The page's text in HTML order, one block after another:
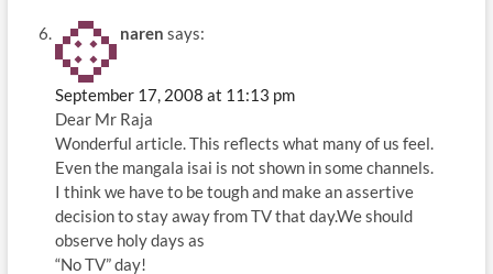
naren says:
September 17, 2008 at 11:13 pm
Dear Mr Raja
Wonderful article. This reflects what many of us feel.
Even the mangala isai is not shown in some channels.
I think we have to be tough and make an assertive
decision to stay away from TV that day.We should
observe holy days as
“No TV” day!